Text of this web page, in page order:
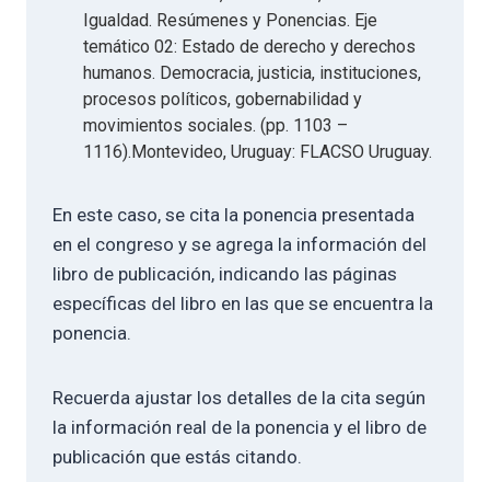
Igualdad. Resúmenes y Ponencias. Eje
temático 02: Estado de derecho y derechos
humanos. Democracia, justicia, instituciones,
procesos políticos, gobernabilidad y
movimientos sociales. (pp. 1103 –
1116).Montevideo, Uruguay: FLACSO Uruguay.
En este caso, se cita la ponencia presentada
en el congreso y se agrega la información del
libro de publicación, indicando las páginas
específicas del libro en las que se encuentra la
ponencia.
Recuerda ajustar los detalles de la cita según
la información real de la ponencia y el libro de
publicación que estás citando.